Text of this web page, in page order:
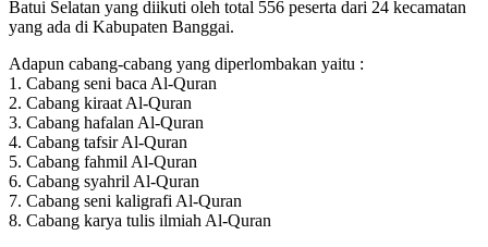
Batui Selatan yang diikuti oleh total 556 peserta dari 24 kecamatan
yang ada di Kabupaten Banggai.
Adapun cabang-cabang yang diperlombakan yaitu :
1. Cabang seni baca Al-Quran
2. Cabang kiraat Al-Quran
3. Cabang hafalan Al-Quran
4. Cabang tafsir Al-Quran
5. Cabang fahmil Al-Quran
6. Cabang syahril Al-Quran
7. Cabang seni kaligrafi Al-Quran
8. Cabang karya tulis ilmiah Al-Quran